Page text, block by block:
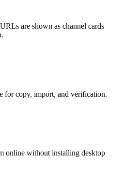
are shown as channel cards
for copy, import, and verification.
online without installing desktop